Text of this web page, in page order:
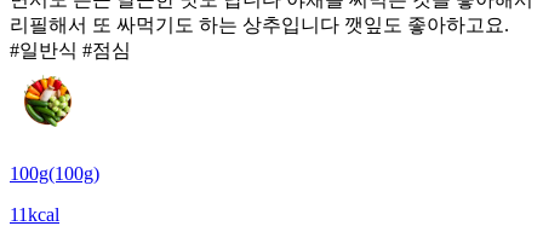
리필해서 또 싸먹기도 하는 상추입니다 깻잎도 좋아하고요.
#일반식 #점심
100g(100g)
11kcal